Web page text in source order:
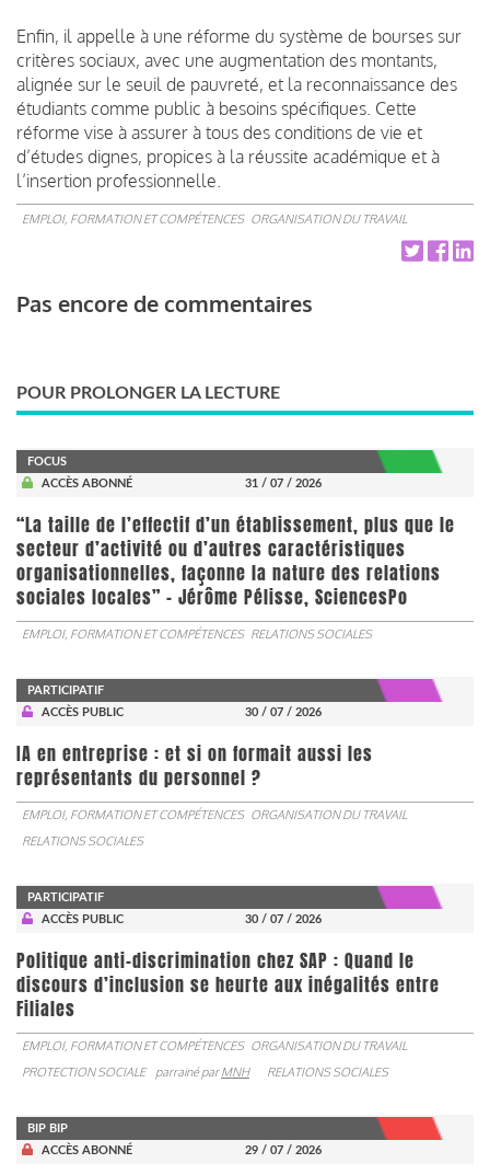
Enfin, il appelle à une réforme du système de bourses sur
critères sociaux, avec une augmentation des montants,
alignée sur le seuil de pauvreté, et la reconnaissance des
étudiants comme public à besoins spécifiques. Cette
réforme vise à assurer à tous des conditions de vie et
d’études dignes, propices à la réussite académique et à
l’insertion professionnelle.
EMPLOI, FORMATION ET COMPÉTENCES ORGANISATION DU TRAVAIL
Pas encore de commentaires
POUR PROLONGER LA LECTURE
FOCUS
ACCÈS ABONNÉ
31 / 07 / 2026
“La taille de l’effectif d’un établissement, plus que le
secteur d’activité ou d’autres caractéristiques
organisationnelles, façonne la nature des relations
sociales locales” - Jérôme Pélisse, SciencesPo
EMPLOI, FORMATION ET COMPÉTENCES RELATIONS SOCIALES
PARTICIPATIF
ACCÈS PUBLIC
30 / 07 / 2026
IA en entreprise : et si on formait aussi les
représentants du personnel ?
EMPLOI, FORMATION ET COMPÉTENCES ORGANISATION DU TRAVAIL
RELATIONS SOCIALES
PARTICIPATIF
ACCÈS PUBLIC
30 / 07 / 2026
Politique anti-discrimination chez SAP : Quand le
discours d’inclusion se heurte aux inégalités entre
Filiales
EMPLOI, FORMATION ET COMPÉTENCES ORGANISATION DU TRAVAIL
PROTECTION SOCIALE
parrainé parMNH RELATIONS SOCIALES
BIP BIP
ACCÈS ABONNÉ
29 / 07 / 2026